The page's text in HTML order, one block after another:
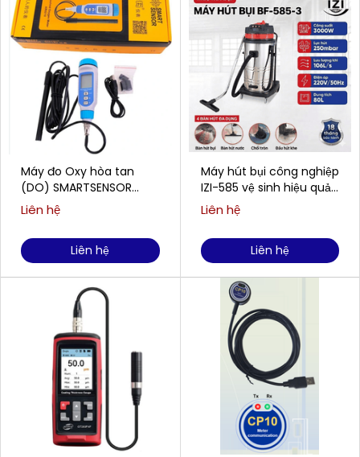
Máy đo Oxy hòa tan
(DO) SMARTSENSOR
AR8210 (0,00 ~ 20,00
mg/L)
Liên hệ
Liên hệ
Máy hút bụi công nghiệp
IZI-585 vệ sinh hiệu quả
cho doanh nghiệp
Liên hệ
Liên hệ